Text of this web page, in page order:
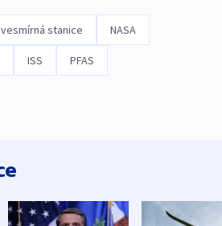
stanice NASA
ISS PFAS